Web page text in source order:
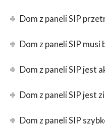
Dom z paneli SIP
Dom z paneli SIP musi
Dom z paneli SIP jest
Dom z paneli SIP